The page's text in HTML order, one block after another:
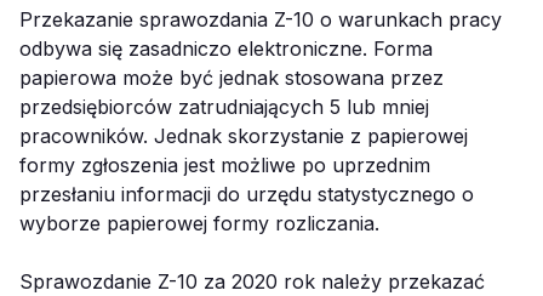
Przekazanie sprawozdania Z-10 o warunkach pracy
odbywa się zasadniczo elektroniczne. Forma
papierowa może być jednak stosowana przez
przedsiębiorców zatrudniających 5 lub mniej
pracowników. Jednak skorzystanie z papierowej
formy zgłoszenia jest możliwe po uprzednim
przesłaniu informacji do urzędu statystycznego o
wyborze papierowej formy rozliczania.
Sprawozdanie Z-10 za 2020 rok należy przekazać